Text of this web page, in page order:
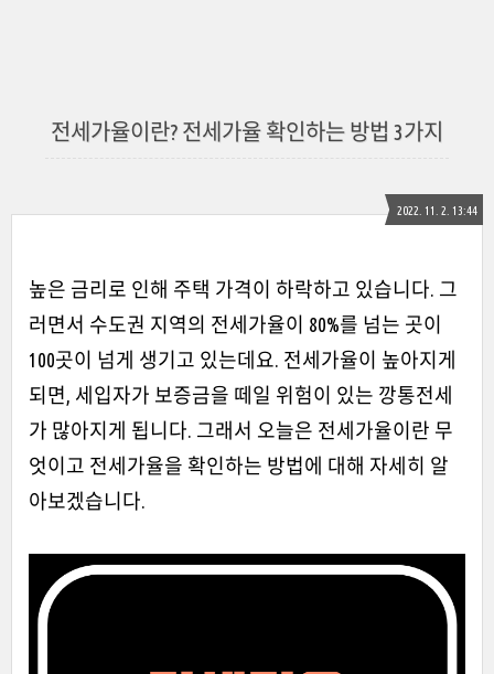
전세가율이란? 전세가율 확인하는 방법 3가지
2022. 11. 2. 13:44
높은 금리로 인해 주택 가격이 하락하고 있습니다. 그
러면서 수도권 지역의 전세가율이 80%를 넘는 곳이
100곳이 넘게 생기고 있는데요. 전세가율이 높아지게
되면, 세입자가 보증금을 떼일 위험이 있는 깡통전세
가 많아지게 됩니다. 그래서 오늘은 전세가율이란 무
엇이고 전세가율을 확인하는 방법에 대해 자세히 알
아보겠습니다.